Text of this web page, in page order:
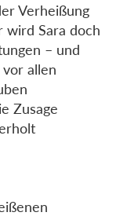
Verheißung
wird Sara doch
– und
allen
Zusage